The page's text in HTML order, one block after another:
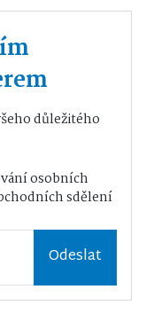
důležitého
osobních
sdělení
Odeslat